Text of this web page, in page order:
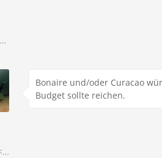
Bonaire und/oder Curacao
Budget sollte reichen.